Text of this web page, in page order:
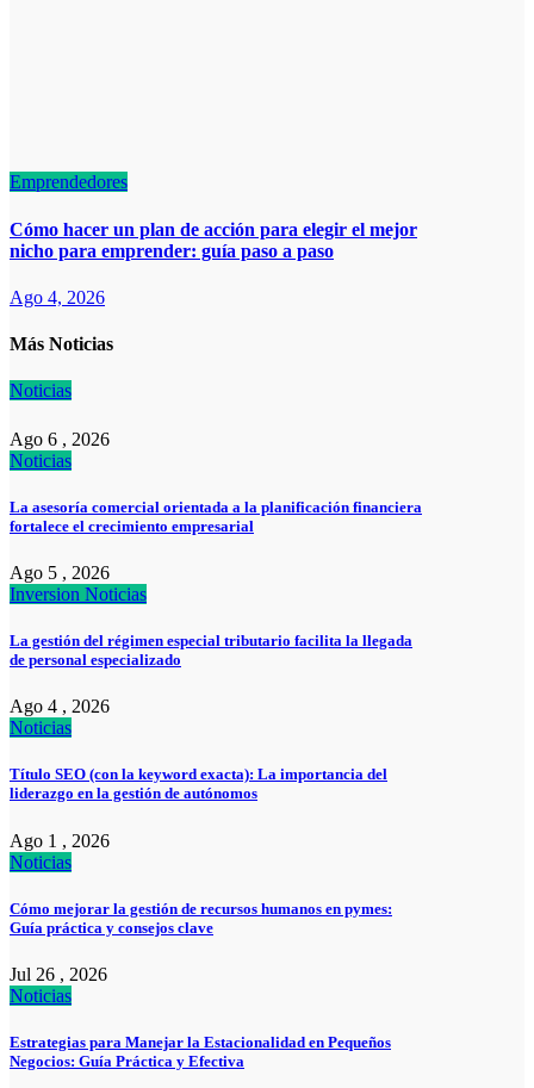
Emprendedores
Cómo hacer un plan de acción para elegir el mejor
nicho para emprender: guía paso a paso
Ago 4, 2026
Más Noticias
Noticias
Ago 6 , 2026
Noticias
La asesoría comercial orientada a la planificación financiera
fortalece el crecimiento empresarial
Ago 5 , 2026
Inversion Noticias
La gestión del régimen especial tributario facilita la llegada
de personal especializado
Ago 4 , 2026
Noticias
Título SEO (con la keyword exacta): La importancia del
liderazgo en la gestión de autónomos
Ago 1 , 2026
Noticias
Cómo mejorar la gestión de recursos humanos en pymes:
Guía práctica y consejos clave
Jul 26 , 2026
Noticias
Estrategias para Manejar la Estacionalidad en Pequeños
Negocios: Guía Práctica y Efectiva